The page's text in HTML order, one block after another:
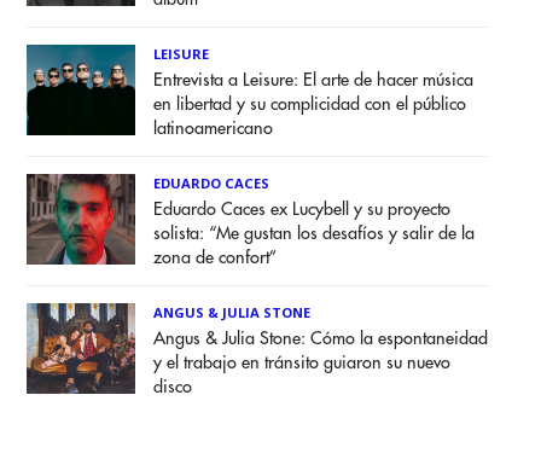
LEISURE
Entrevista a Leisure: El arte de hacer música
en libertad y su complicidad con el público
latinoamericano
EDUARDO CACES
Eduardo Caces ex Lucybell y su proyecto
solista: “Me gustan los desafíos y salir de la
zona de confort”
ANGUS & JULIA STONE
Angus & Julia Stone: Cómo la espontaneidad
y el trabajo en tránsito guiaron su nuevo
disco